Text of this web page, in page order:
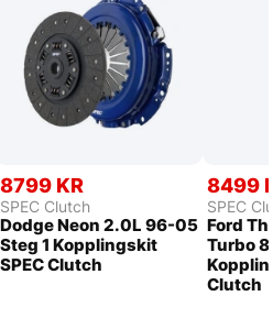
8799 KR
SPEC Clutch
Dodge Neon 2.0L 96-05
Steg 1 Kopplingskit
SPEC Clutch
8499
SPEC
Ford
Turbo
Clutch